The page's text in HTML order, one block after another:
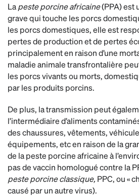
Lapeste porcine africaine(PPA) est
grave qui touche les porcs
les porcs domestiques, elle est
pertes de production et de pertes
principalement en raison d’une
maladie animale transfrontalière
les porcs vivants ou morts,
par les produits porcins.
De plus, la transmission peut
l’intermédiaire d’aliments
des chaussures, vêtements,
équipements, etc en raison de la
de la peste porcine africaine à
pas de vaccin homologué contre la
peste porcine classique, PPC, ou «
causé par un autre virus).